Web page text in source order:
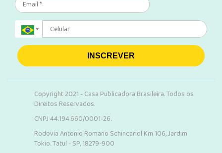
INSCREVER
Copyright 2021 - Casa Publicadora Brasileira. Todos os
Direitos Reservados.
CNPJ 44.194.660/0001-26.
Rodovia Antonio Romano Schincariol Km 106, Jardim
Tokio. Tatuí - SP, 18279-900